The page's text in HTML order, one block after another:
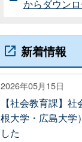
からダウン
新着情報
2026年05月15日
【社会教育課】
根大学・広島大学
した